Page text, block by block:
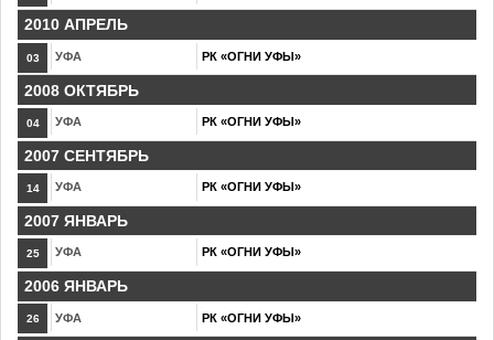
2010 АПРЕЛЬ
03 УФА РК «ОГНИ УФЫ»
2008 ОКТЯБРЬ
04 УФА РК «ОГНИ УФЫ»
2007 СЕНТЯБРЬ
14 УФА РК «ОГНИ УФЫ»
2007 ЯНВАРЬ
25 УФА РК «ОГНИ УФЫ»
2006 ЯНВАРЬ
26 УФА РК «ОГНИ УФЫ»